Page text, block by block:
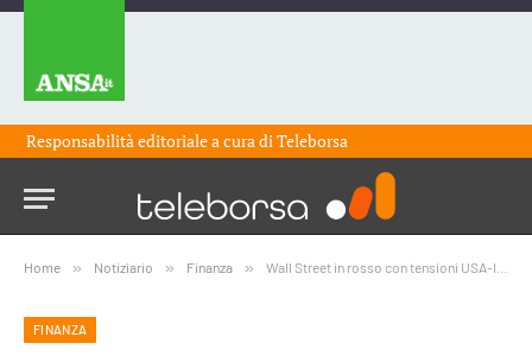
Responsabilità editoriale a cura diTeleborsa
Home » Notiziario » Finanza » Wall Street in rosso con tensioni USA-Iran e trimestrale deludente di Walmart
FINANZA